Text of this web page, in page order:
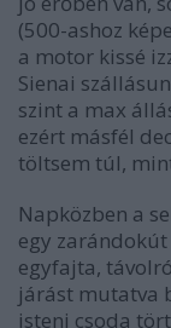
(500-ashoz
a motor kissé
Sienai
szint a max
ezért másfél
töltsem túl,
Napközben a
egy
egyfajta,
járást mutatva
isteni csoda